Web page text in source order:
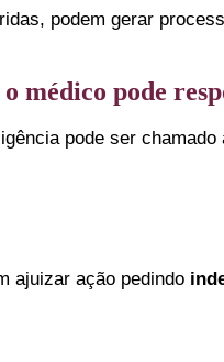
podem gerar
médico pode
pode ser
ajuizar ação pedindo